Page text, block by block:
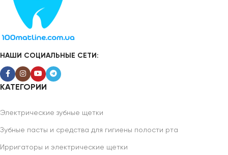
НАШИ СОЦИАЛЬНЫЕ СЕТИ:
КАТЕГОРИИ
Электрические зубные щетки
Зубные пасты и средства для гигиены полости рта
Ирригаторы и электрические щетки